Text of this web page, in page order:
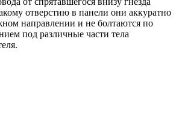
отверстию в панели они аккуратно
направлении и не болтаются по
под различные части тела